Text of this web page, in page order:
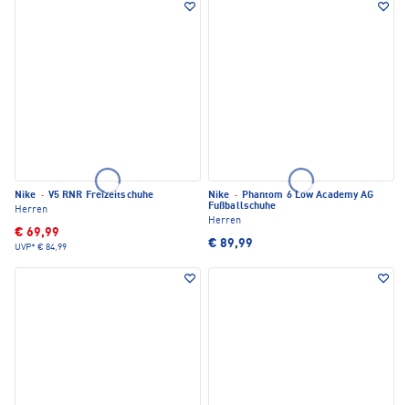
Nike · V5 RNR Freizeitschuhe
Herren
€ 69,99
UVP* € 84,99
Nike · Phantom 6 Low Academy AG
Fußballschuhe
Herren
€ 89,99